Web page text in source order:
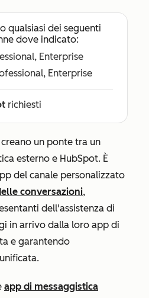
qualsiasi dei seguenti
dove indicato:
Enterprise
Enterprise
richiesti
un ponte tra un
esterno e HubSpot. È
del canale personalizzato
conversazioni,
dell'assistenza di
in arrivo dalla loro app di
e garantendo
app di messaggistica